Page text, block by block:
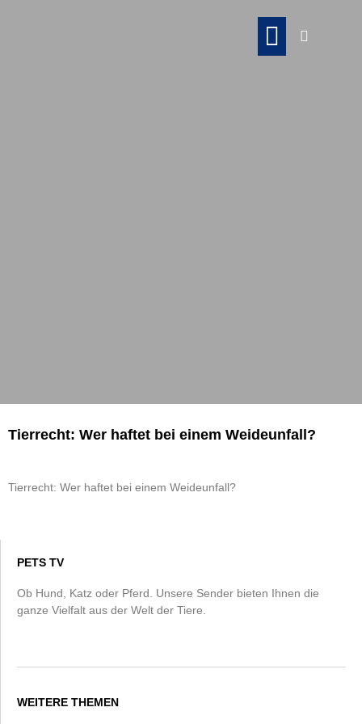
Tierrecht: Wer haftet bei einem Weideunfall?
Tierrecht: Wer haftet bei einem Weideunfall?
PETS TV
Ob Hund, Katz oder Pferd. Unsere Sender bieten Ihnen die
ganze Vielfalt aus der Welt der Tiere.
WEITERE THEMEN